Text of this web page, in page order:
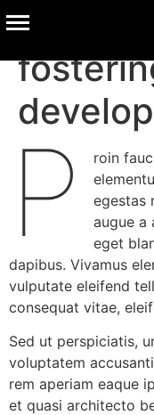
How
P
roin
egestas
augue a
eget
dapibus. Vivamus
vulputate eleifend
consequat vitae,
Sed ut perspiciatis,
voluptatem
rem aperiam eaque
et quasi architecto